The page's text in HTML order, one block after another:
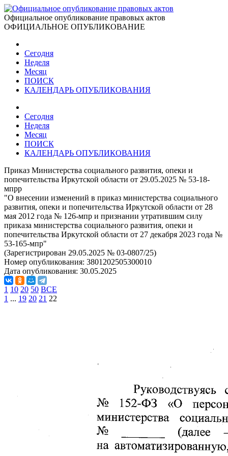
Официальное опубликование правовых актов
ОФИЦИАЛЬНОЕ ОПУБЛИКОВАНИЕ
Сегодня
Неделя
Месяц
ПОИСК
КАЛЕНДАРЬ ОПУБЛИКОВАНИЯ
Сегодня
Неделя
Месяц
ПОИСК
КАЛЕНДАРЬ ОПУБЛИКОВАНИЯ
Приказ Министерства социального развития, опеки и
попечительства Иркутской области от 29.05.2025 № 53-18-
мпрр
"О внесении изменений в приказ министерства социального
развития, опеки и попечительства Иркутской области от 28
мая 2012 года № 126-мпр и признании утратившим силу
приказа министерства социального развития, опеки и
попечительства Иркутской области от 27 декабря 2023 года №
53-165-мпр"
(Зарегистрирован 29.05.2025 № 03-0807/25)
Номер опубликования: 3801202505300010
Дата опубликования: 30.05.2025
1 10 20 50 ВСЕ
1 ... 19 20 21 22